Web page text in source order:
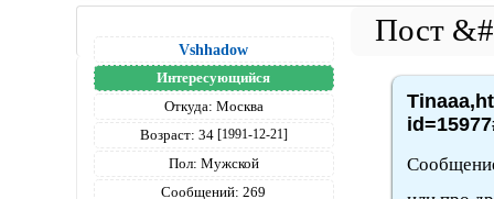
Vshhadow
Интересующийся
Откуда: Москва
Возраст: 34 [1991-12-21]
Пол: Мужской
Сообщений: 269